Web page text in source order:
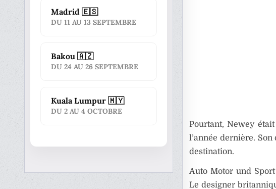
Pourtant, Newey
l’année dernière.
destination.
Auto Motor und
Le designer
Madrid 🇪🇸
DU 11 AU 13 SEPTEMBRE
Bakou 🇦🇿
DU 24 AU 26 SEPTEMBRE
Kuala Lumpur 🇲🇾
DU 2 AU 4 OCTOBRE